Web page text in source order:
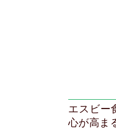
エスビー
心が高ま